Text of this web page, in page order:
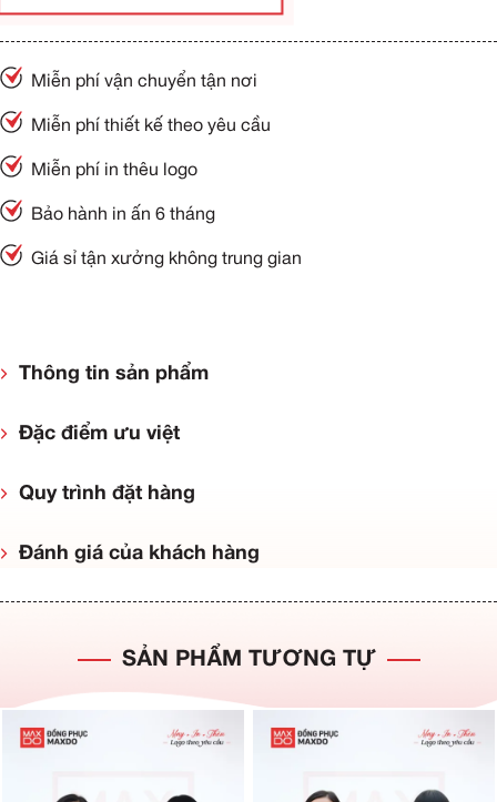
Miễn phí vận chuyển tận nơi
Miễn phí thiết kế theo yêu cầu
Miễn phí in thêu logo
Bảo hành in ấn 6 tháng
Giá sỉ tận xưởng không trung gian
Thông tin sản phẩm
Đặc điểm ưu việt
Quy trình đặt hàng
Đánh giá của khách hàng
SẢN PHẨM TƯƠNG TỰ